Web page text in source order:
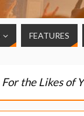
FEATURES
For the Likes of